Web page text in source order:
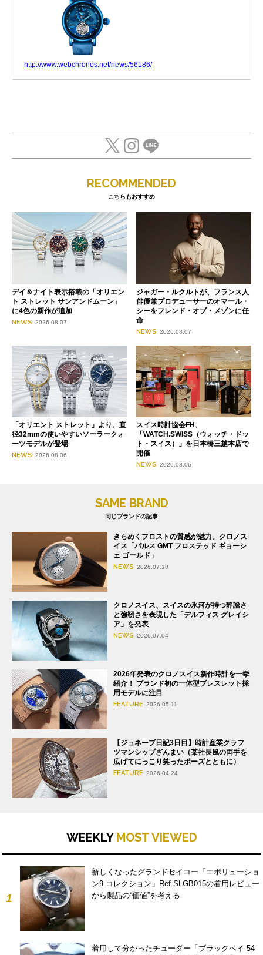
http://www.webchronos.net/news/56186/
RECOMMENDED
こちらもおすすめ
デイ＆ナイト表示搭載の「オリエン
ト ストレット サンアンドムーン」
に4色の新作が追加
NEWS 2026.08.07
ジャガー・ルクルトが、フランス人
俳優兼プロデューサーのオマール・
シーをフレンド・オブ・メゾンに任
命
NEWS 2026.08.07
「オリエント ストレット」より、直
径32mmの使いやすいソーラークォ
ーツモデルが登場
NEWS 2026.08.06
スイス時計協会FH、
「WATCH.SWISS（ウォッチ・ドッ
ト・スイス）」を日本橋三越本店で
開催
NEWS 2026.08.06
SAME BRAND
同じブランドの記事
きらめくフロストの質感が魅力。クロノス
イス「パルス GMT フロステッド ギョーシ
ェ ゴールド」
NEWS 2026.07.18
クロノスイス、スイスの氷河が持つ静謐さ
と強靭さを表現した「デルフィス グレイシ
ア」を発表
NEWS 2026.07.04
2026年発表のクロノスイス新作時計を一挙
紹介！ ブランド初の一体型ブレスレット採
用モデルに注目
FEATURE 2026.05.11
【ジュネーブ日記3日目】時計産業クラフ
ツマンシップざんまい（某社長風の両手を
広げてにっこり笑ったポーズとともに）
FEATURE 2026.04.24
WEEKLY MOST VIEWED
1
新しくなったグランドセイコー「エボリューショ
ン9 コレクション」Ref.SLGB015の着用レビュー
から製品の“価値”を考える
着用して分かったチューダー「ブラックベイ 54